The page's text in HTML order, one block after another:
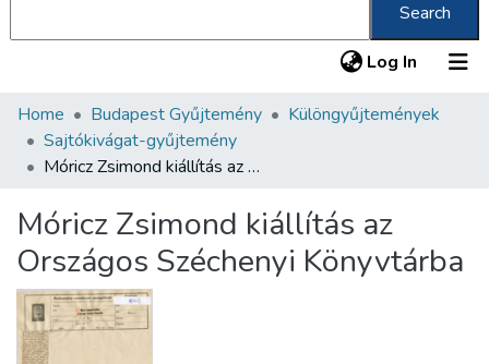
Search
Log In (current)
Communities & Collections
All of DSpace
About us
Home Budapest Gyűjtemény
Különgyűjtemények
Sajtókivágat-gyűjtemény
Móricz Zsimond kiállítás az Országos Széchenyi Könyvtárba
Móricz Zsimond kiállítás az
Országos Széchenyi Könyvtárba